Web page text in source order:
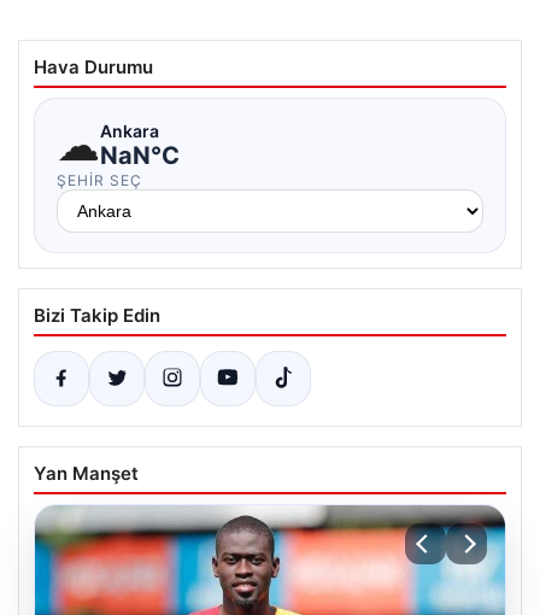
Hava Durumu
☁Ankara
NaN°C
ŞEHIR SEÇ
Bizi Takip Edin
Yan Manşet